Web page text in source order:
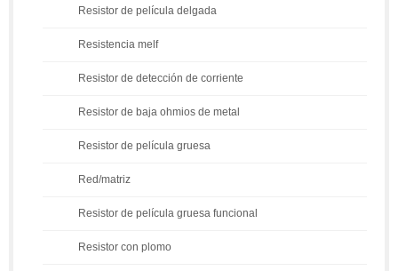
Resistor de película delgada
Resistencia melf
Resistor de detección de corriente
Resistor de baja ohmios de metal
Resistor de película gruesa
Red/matriz
Resistor de película gruesa funcional
Resistor con plomo